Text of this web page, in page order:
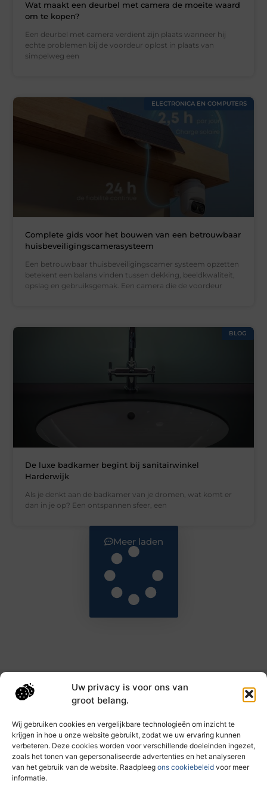
Uw privacy is voor ons van
groot belang.
Wij gebruiken cookies en vergelijkbare technologieën om inzicht te
krijgen in hoe u onze website gebruikt, zodat we uw ervaring kunnen
verbeteren. Deze cookies worden voor verschillende doeleinden ingezet,
zoals het tonen van gepersonaliseerde advertenties en het analyseren
van het gebruik van de website. Raadpleeg ons cookiebeleid voor meer
informatie.
Wat maakt een deurbel met camera de moeite waard
om te kopen?
Een deurbel met camera verdient zijn plaats wanneer hij
echte problemen bij de voordeur oplost in plaats van
simpelweg een
ELECTRONICA EN COMPUTERS
Complete gids voor het bouwen van een betrouwbaar
huisbeveiligingscamerasysteem
Een betrouwbaar thuisbeveiligingscamer systeem opzetten
betekent een balans vinden tussen dekking, beeldkwaliteit,
opslag en gebruiksgemak. Een camera die de voordeur
BLOG
De luxe badkamer begint bij sanitairwinkel
Harderwijk
Als je denkt aan de badkamer van je dromen, wat komt er
dan in je op? Een ontspannen sfeer, een
Meer laden
Main Links
Dagelijks nieuwe inzichten op taec.nl
Artikelen vol kennis, inspiratie en praktische tips die